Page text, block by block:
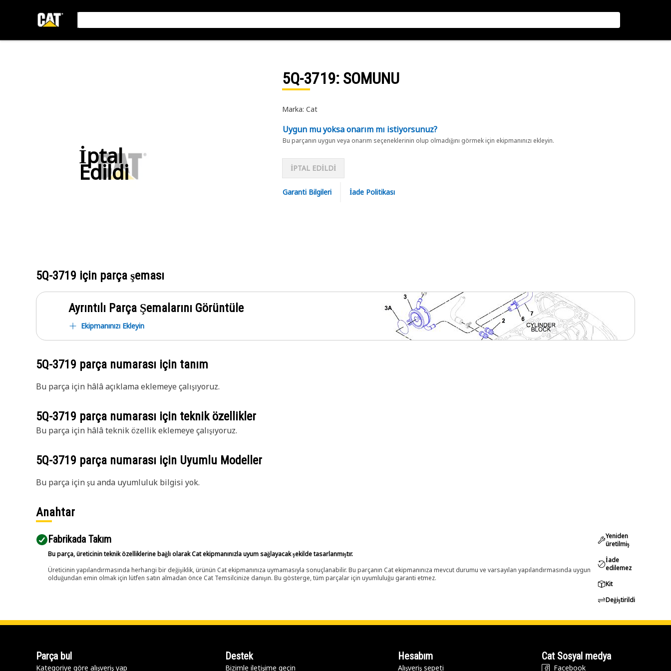
İptal
Edildi
5Q-3719: SOMUNU
Marka: Cat
Uygun mu yoksa onarım mı istiyorsunuz?
Bu parçanın uygun veya onarım seçeneklerinin olup olmadığını görmek için ekipmanınızı ekleyin.
İPTAL EDİLDİ
Garanti Bilgileri İade Politikası
5Q-3719 için parça şeması
Ayrıntılı Parça Şemalarını Görüntüle
Ekipmanınızı Ekleyin
5Q-3719 parça numarası için tanım
Bu parça için hâlâ açıklama eklemeye çalışıyoruz.
5Q-3719 parça numarası için teknik özellikler
Bu parça için hâlâ teknik özellik eklemeye çalışıyoruz.
5Q-3719 parça numarası için Uyumlu Modeller
Bu parça için şu anda uyumluluk bilgisi yok.
Anahtar
Fabrikada Takım
Bu parça, üreticinin teknik özelliklerine bağlı olarak Cat ekipmanınızla uyum sağlayacak şekilde tasarlanmıştır.
Üreticinin yapılandırmasında herhangi bir değişiklik, ürünün Cat ekipmanınıza uymamasıyla sonuçlanabilir. Bu parçanın Cat ekipmanınıza mevcut durumu ve varsayılan yapılandırmasında uygun
olduğundan emin olmak için lütfen satın almadan önce Cat Temsilcinize danışın. Bu gösterge, tüm parçalar için uyumluluğu garanti etmez.
Yeniden
üretilmiş
İade
edilemez
Kit
Değiştirildi
Parça bul
Kategoriye göre alışveriş yap
Destek
Bizimle iletişime geçin
Hesabım
Alışveriş sepeti
Cat Sosyal medya
Facebook